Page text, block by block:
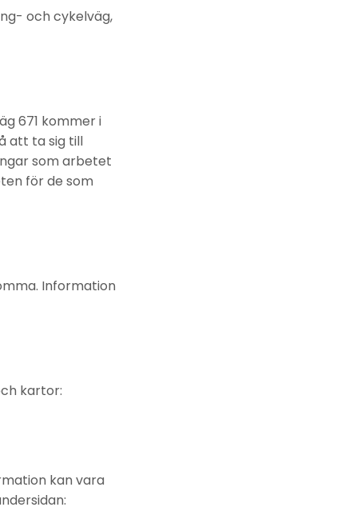
och cykelväg,
671 kommer i
att ta sig till
som arbetet
för de som
Information
kartor:
kan vara